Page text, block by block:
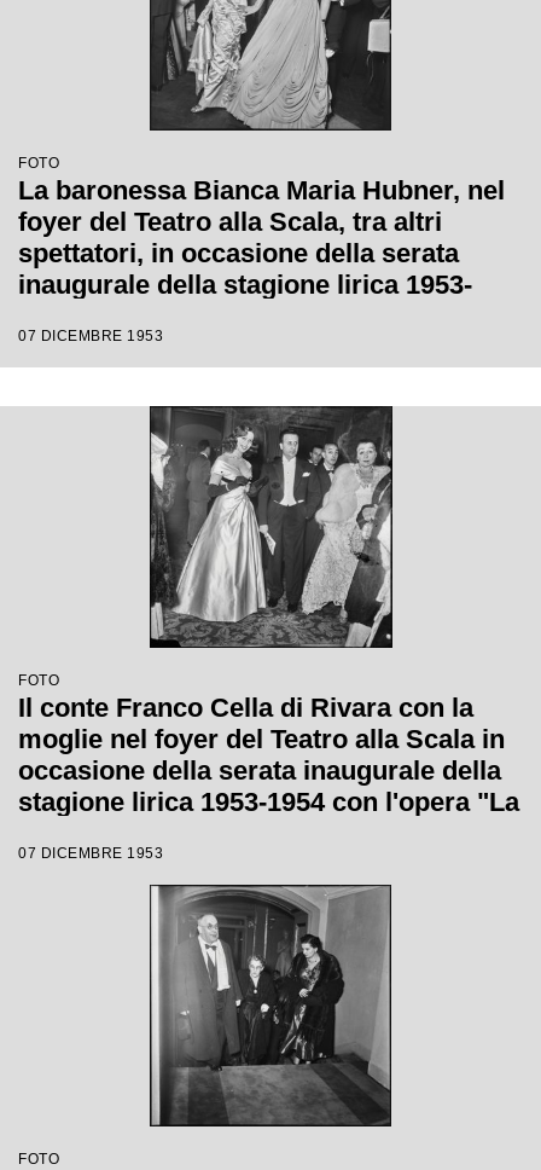
FOTO
La baronessa Bianca Maria Hubner, nel
foyer del Teatro alla Scala, tra altri
spettatori, in occasione della serata
inaugurale della stagione lirica 1953-
Catalani, diretta da Carlo Maria Giulini,
07 DICEMBRE 1953
FOTO
Il conte Franco Cella di Rivara con la
moglie nel foyer del Teatro alla Scala in
occasione della serata inaugurale della
stagione lirica 1953-1954 con l'opera "La
Carlo Maria Giulini, con la regia di
Tatiana Pavlova
07 DICEMBRE 1953
FOTO